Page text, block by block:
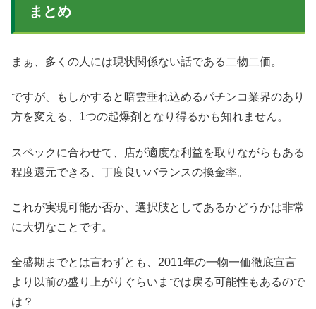
まとめ
まぁ、多くの人には現状関係ない話である二物二価。
ですが、もしかすると暗雲垂れ込めるパチンコ業界のあり
方を変える、1つの起爆剤となり得るかも知れません。
スペックに合わせて、店が適度な利益を取りながらもある
程度還元できる、丁度良いバランスの換金率。
これが実現可能か否か、選択肢としてあるかどうかは非常
に大切なことです。
全盛期までとは言わずとも、2011年の一物一価徹底宣言
より以前の盛り上がりぐらいまでは戻る可能性もあるので
は？